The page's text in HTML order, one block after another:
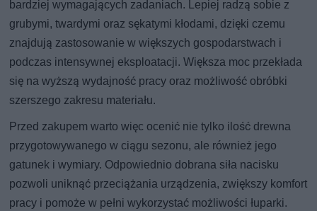
bardziej wymagających zadaniach. Lepiej radzą sobie z
grubymi, twardymi oraz sękatymi kłodami, dzięki czemu
znajdują zastosowanie w większych gospodarstwach i
podczas intensywnej eksploatacji. Większa moc przekłada
się na wyższą wydajność pracy oraz możliwość obróbki
szerszego zakresu materiału.
Przed zakupem warto więc ocenić nie tylko ilość drewna
przygotowywanego w ciągu sezonu, ale również jego
gatunek i wymiary. Odpowiednio dobrana siła nacisku
pozwoli uniknąć przeciążania urządzenia, zwiększy komfort
pracy i pomoże w pełni wykorzystać możliwości łuparki.